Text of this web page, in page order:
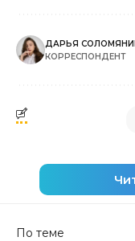
ДАРЬЯ
КОРРЕСПОНДЕНТ
По теме